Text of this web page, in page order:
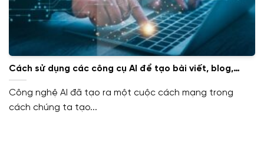
Cách sử dụng các công cụ AI để tạo bài viết, blog,
email marketing hiệu quả
Công nghệ AI đã tạo ra một cuộc cách mạng trong
cách chúng ta tạo...